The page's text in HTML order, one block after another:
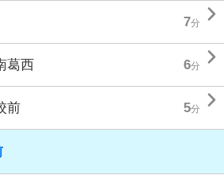
7分 
葛西 6分 
前 5分 